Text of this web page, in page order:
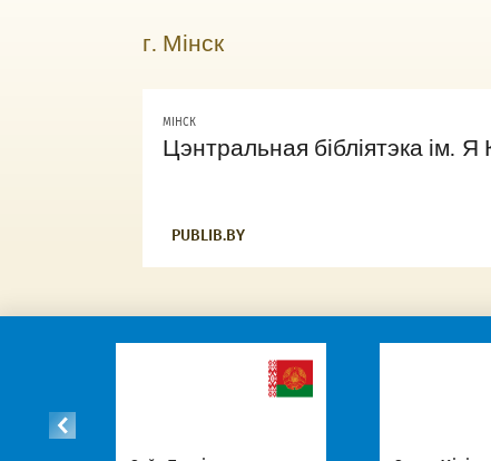
г. Мінск
МIНСК
Цэнтральная бібліятэка ім.
PUBLIB.BY